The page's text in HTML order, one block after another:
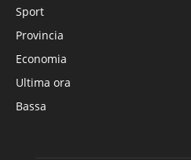
Sport
Provincia
Economia
Ultima ora
Bassa